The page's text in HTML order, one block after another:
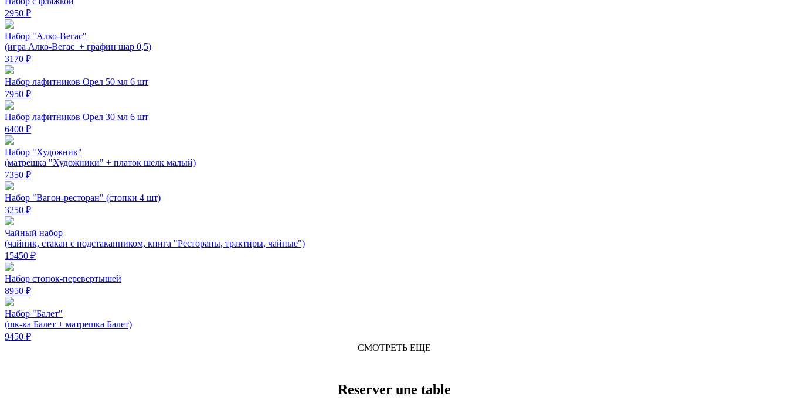
2950 ₽
Набор "Алко-Вегас"
(игра Алко-Вегас + графин шар 0,5)
3170 ₽
Набор лафитников Орел 50 мл 6 шт
7950 ₽
Набор лафитников Орел 30 мл 6 шт
6400 ₽
Набор "Художник"
(матрешка "Художники" + платок шелк малый)
7350 ₽
Набор "Вагон-ресторан" (стопки 4 шт)
3250 ₽
Чайный набор
(чайник, стакан с подстаканником, книга "Рестораны, трактиры, чайные")
15450 ₽
Набор стопок-перевертышей
8950 ₽
Набор "Балет"
(шк-ка Балет + матрешка Балет)
9450 ₽
СМОТРЕТЬ ЕЩЕ
Reserver une table